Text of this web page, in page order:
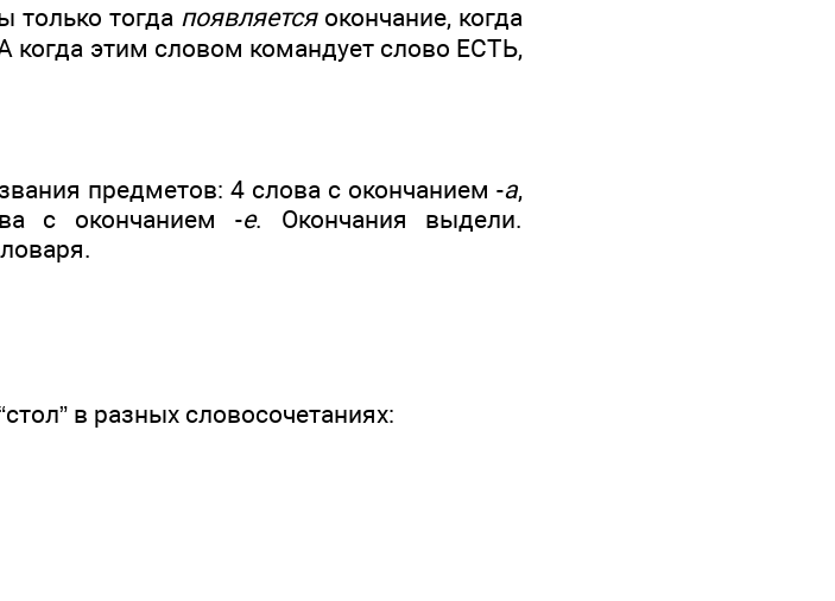
только тогда появляетсяокончание, когда
когда этим словом командует слово ЕСТЬ,
предметов: 4 слова с окончанием -а,
с окончанием -е. Окончания выдели.
в разных словосочетаниях: